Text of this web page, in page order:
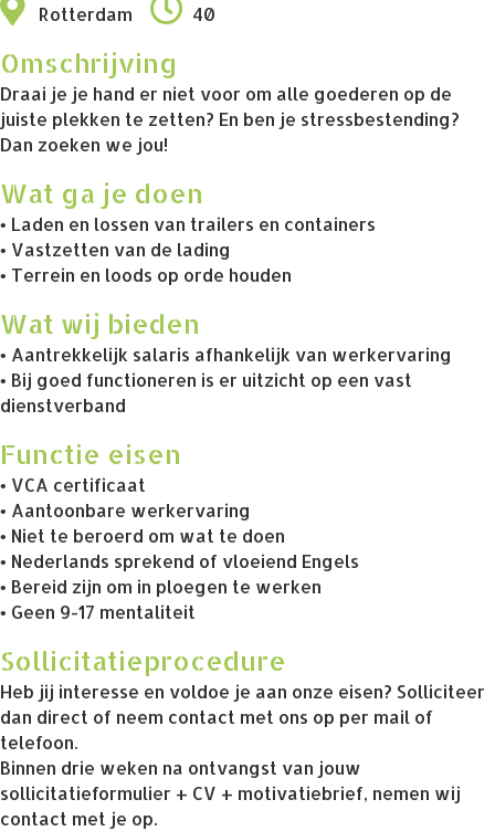
Rotterdam 40
Omschrijving
Draai je je hand er niet voor om alle goederen op de
juiste plekken te zetten? En ben je stressbestending?
Dan zoeken we jou!
Wat ga je doen
• Laden en lossen van trailers en containers
• Vastzetten van de lading
• Terrein en loods op orde houden
Wat wij bieden
• Aantrekkelijk salaris afhankelijk van werkervaring
• Bij goed functioneren is er uitzicht op een vast
dienstverband
Functie eisen
• VCA certificaat
• Aantoonbare werkervaring
• Niet te beroerd om wat te doen
• Nederlands sprekend of vloeiend Engels
• Bereid zijn om in ploegen te werken
• Geen 9-17 mentaliteit
Sollicitatieprocedure
Heb jij interesse en voldoe je aan onze eisen? Solliciteer
dan direct of neem contact met ons op per mail of
telefoon.
Binnen drie weken na ontvangst van jouw
sollicitatieformulier + CV + motivatiebrief, nemen wij
contact met je op.